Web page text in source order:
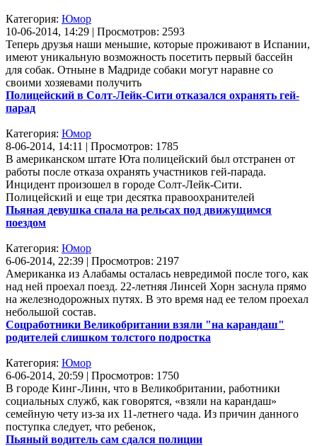
Категория: Юмор
10-06-2014, 14:29 | Просмотров: 2593
Теперь друзья наши меньшие, которые проживают в Испании,
имеют уникальную возможность посетить первый бассейн
для собак. Отныне в Мадриде собаки могут наравне со
своими хозяевами получить
Полицейский в Солт-Лейк-Сити отказался охранять гей-
парад
Категория: Юмор
8-06-2014, 14:11 | Просмотров: 1785
В американском штате Юта полицейский был отстранен от
работы после отказа охранять участников гей-парада.
Инцидент произошел в городе Солт-Лейк-Сити.
Полицейский и еще три десятка правоохранителей
Пьяная девушка спала на рельсах под движущимся
поездом
Категория: Юмор
6-06-2014, 22:39 | Просмотров: 2197
Американка из Алабамы осталась невредимой после того, как
над ней проехал поезд. 22-летняя Линсей Хорн заснула прямо
на железнодорожных путях. В это время над ее телом проехал
небольшой состав.
Соцработники Великобритании взяли "на карандаш"
родителей слишком толстого подростка
Категория: Юмор
6-06-2014, 20:59 | Просмотров: 1750
В городе Кинг-Линн, что в Великобритании, работники
социальных служб, как говорятся, «взяли на карандаш»
семейную чету из-за их 11-летнего чада. Из причин данного
поступка следует, что ребенок,
Пьяный водитель сам сдался полиции